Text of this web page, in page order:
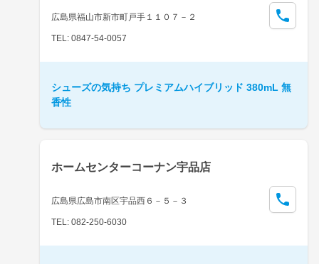
広島県福山市新市町戸手１１０７－２
TEL: 0847-54-0057
シューズの気持ち プレミアムハイブリッド 380mL 無
香性
ホームセンターコーナン宇品店
広島県広島市南区宇品西６－５－３
TEL: 082-250-6030